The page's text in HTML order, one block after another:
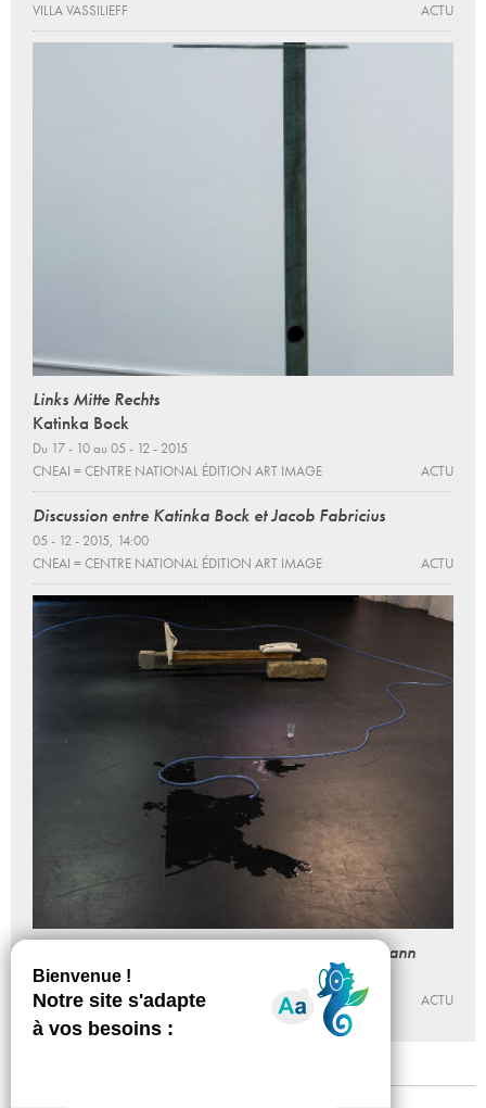
VILLA VASSILIEFF
ACTU
Links Mitte Rechts
Katinka Bock
Du 17 - 10 au 05 - 12 - 2015
CNEAI = CENTRE NATIONAL ÉDITION ART IMAGE
ACTU
Discussion entre Katinka Bock et Jacob Fabricius
05 - 12 - 2015, 14:00
CNEAI = CENTRE NATIONAL ÉDITION ART IMAGE
ACTU
Lecture portée par Katinka Bock et Clara Schulmann
12 - 12 - 2015
LES LABORATOIRES D’AUBERVILLIERS
ACTU